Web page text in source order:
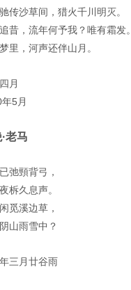
传沙草间，猎火千川明灭。
昔，流年何予我？唯有霜发。
里，河声还伴山月。
月
5月
老马
弛頸背弓，
柝久息声。
觅溪边草，
山雨雪中？
三月廿谷雨